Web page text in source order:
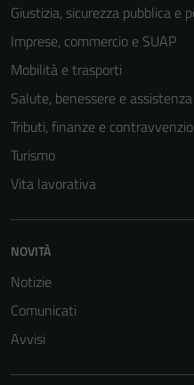
Giustizia, sicurezza pubblica e
Imprese, commercio e SUAP
Mobilità e trasporti
Salute, benessere e assistenza
Tributi, finanze e
Turismo
Vita lavorativa
NOVITÀ
Notizie
Comunicati
Avvisi